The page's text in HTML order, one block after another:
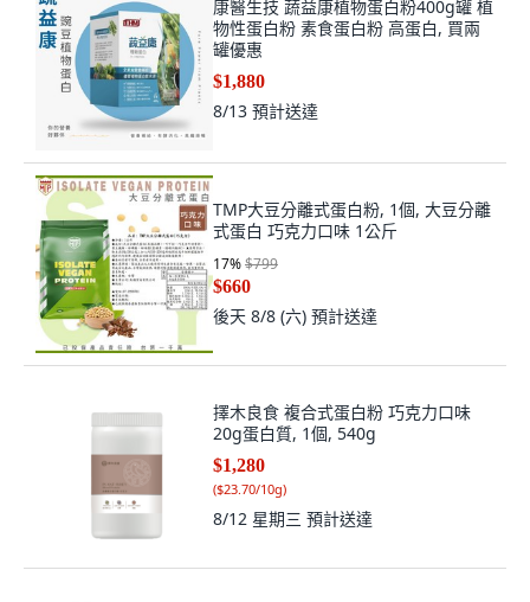
康醫生技 蔬益康植物蛋白粉400g罐 植
物性蛋白粉 素食蛋白粉 高蛋白, 買兩
罐優惠
$1,880
8/13 預計送達
TMP大豆分離式蛋白粉, 1個, 大豆分離
式蛋白 巧克力口味 1公斤
17%$799
$660
後天 8/8 (六) 預計送達
擇木良食 複合式蛋白粉 巧克力口味
20g蛋白質, 1個, 540g
$1,280
($23.70/10g)
8/12 星期三 預計送達